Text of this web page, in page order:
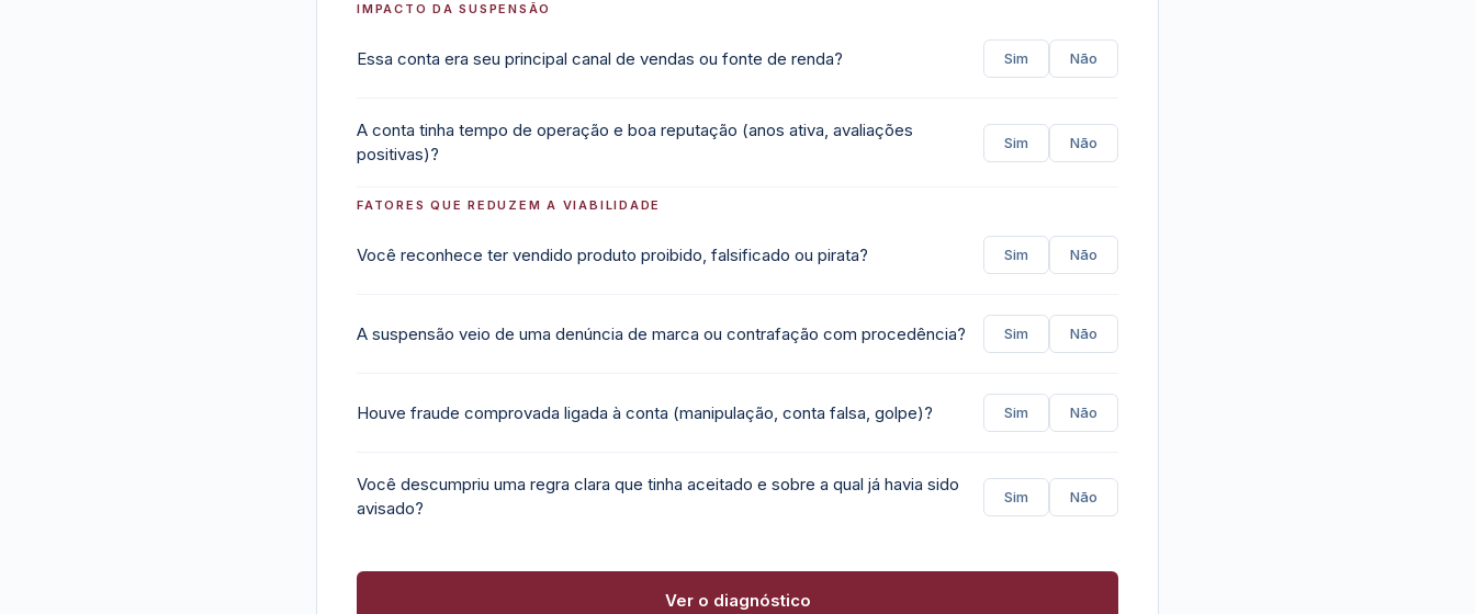
IMPACTO DA SUSPENSÃO
Essa conta era seu principal canal de vendas ou fonte de renda? Sim Não
A conta tinha tempo de operação e boa reputação (anos ativa, avaliações
positivas)?
Sim Não
FATORES QUE REDUZEM A VIABILIDADE
Você reconhece ter vendido produto proibido, falsificado ou pirata? Sim Não
A suspensão veio de uma denúncia de marca ou contrafação com procedência? Sim Não
Houve fraude comprovada ligada à conta (manipulação, conta falsa, golpe)? Sim Não
Você descumpriu uma regra clara que tinha aceitado e sobre a qual já havia sido
avisado?
Sim Não
Ver o diagnóstico